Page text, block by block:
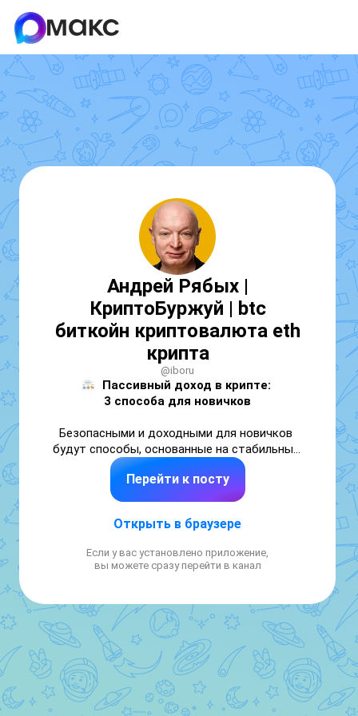
Андрей Рябых |
КриптоБуржуй | btc
биткойн криптовалюта eth
крипта
@iboru
Пассивный доход в крипте:
3 способа для новичков
Безопасными и доходными для новичков
будут способы, основанные на стабильных
монетах - стейблах (где 1 монета = 1
доллару США) или активах с низким
колебанием цены и понятными
разделе EARN на любой крупной бирже
(например Bybit).
Доходность обычно колеблется в
диапазоне 6-12% годовых в долларах, что в
разы выше, чем валютный депозит в банке.
Важно!
Перейти к посту
Открыть в браузере
Если у вас установлено приложение,
вы можете сразу перейти в канал